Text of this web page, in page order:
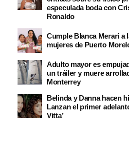
especulada boda con
Ronaldo
Cumple Blanca Merari a
mujeres de Puerto
Adulto mayor es
un tráiler y muere
Monterrey
Belinda y Danna hacen
Lanzan el primer
Vitta’